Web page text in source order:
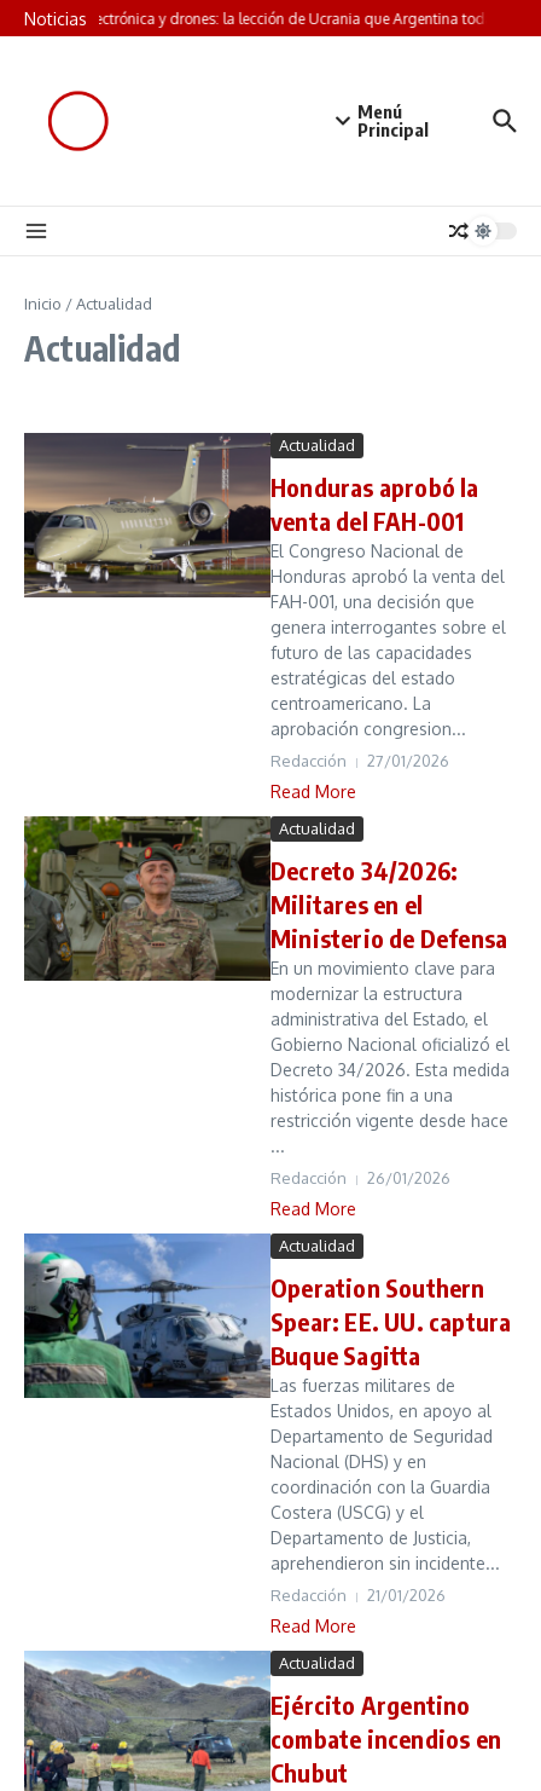
Saltar al contenido
Noticias
Guerra electrónica y drones: la lección de Ucrania que Argentina todavía no
Menú
Principal
Inicio /Actualidad
Actualidad
Actualidad
Honduras aprobó la
venta del FAH-001
El Congreso Nacional de
Honduras aprobó la venta del
FAH-001, una decisión que
genera interrogantes sobre el
futuro de las capacidades
estratégicas del estado
centroamericano. La
aprobación congresion...
Redacción 27/01/2026
Read More
Actualidad
Decreto 34/2026:
Militares en el
Ministerio de Defensa
En un movimiento clave para
modernizar la estructura
administrativa del Estado, el
Gobierno Nacional oficializó el
Decreto 34/2026. Esta medida
histórica pone fin a una
restricción vigente desde hace
...
Redacción 26/01/2026
Read More
Actualidad
Operation Southern
Spear: EE. UU. captura
Buque Sagitta
Las fuerzas militares de
Estados Unidos, en apoyo al
Departamento de Seguridad
Nacional (DHS) y en
coordinación con la Guardia
Costera (USCG) y el
Departamento de Justicia,
aprehendieron sin incidente...
Redacción 21/01/2026
Read More
Actualidad
Ejército Argentino
combate incendios en
Chubut